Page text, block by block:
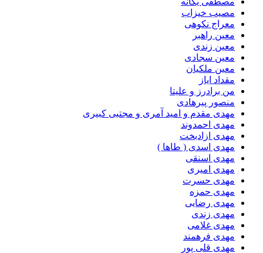
مصیب خیزاب
معراج نکوهی
معین راهبر
معین زندی
معین سجادی
معین ملکیان
مقداد ایاز
من برادرز و علیتا
منصور پیرهادی
مهدى مقدم و امید آمرى و مجتبى کبیرى
مهدی احمدوند
مهدی ازادبخت
مهدی اسدی ( طاها )
مهدی اسنقی
مهدی امیری
مهدی حسرت
مهدی حمزه
مهدی رضایی
مهدی زندی
مهدی غلامی
مهدی فرهمند
مهدی قلی پور